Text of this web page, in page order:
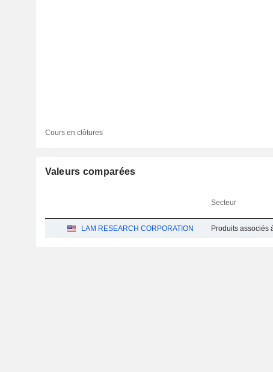
Cours en clôtures
Valeurs comparées
Secteur
LAM RESEARCH CORPORATION